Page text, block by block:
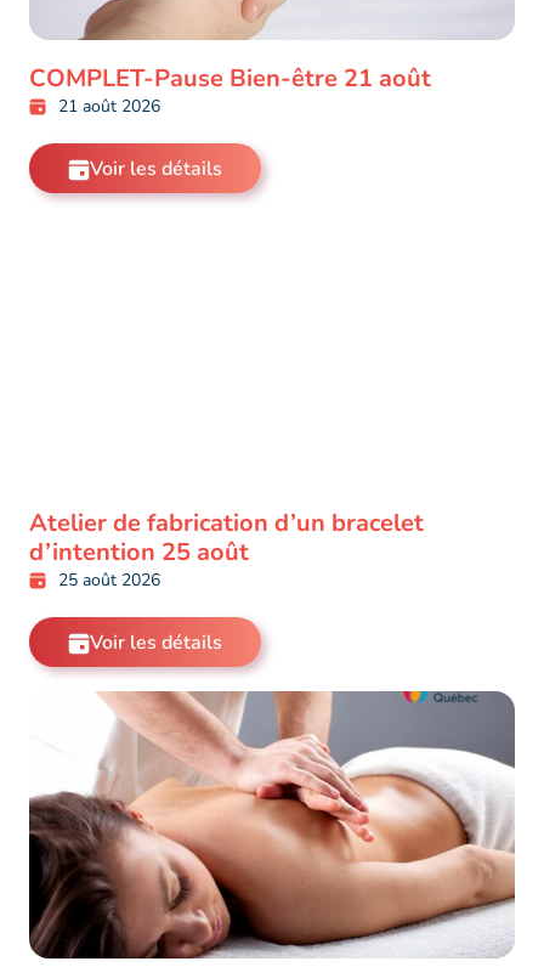
COMPLET-Pause Bien-être 21 août
21 août 2026
Voir les détails
Atelier de fabrication d’un bracelet
d’intention 25 août
25 août 2026
Voir les détails